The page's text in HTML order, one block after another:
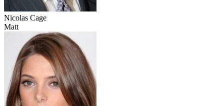
Nicolas Cage
Matt